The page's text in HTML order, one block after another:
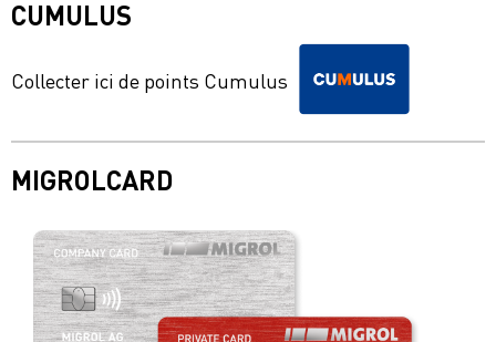
CUMULUS
Collecter ici de points Cumulus
MIGROLCARD